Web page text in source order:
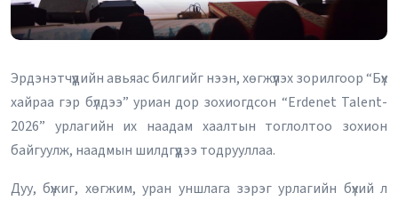
Эрдэнэтчүүдийн авьяас билгийг нээн, хөгжүүлэх зорилгоор “Бүх
хайраа гэр бүлдээ” уриан дор зохиогдсон “Erdenet Talent-
2026” урлагийн их наадам хаалтын тоглолтоо зохион
байгуулж, наадмын шилдгүүдээ тодрууллаа.
Дуу, бүжиг, хөгжим, уран уншлага зэрэг урлагийн бүхий л